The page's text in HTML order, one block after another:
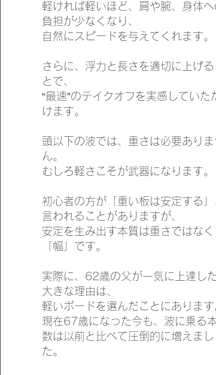
軽ければ軽いほど、肩や腕、身体へ
負担が少なくなり、
自然にスピードを与えてくれます。
さらに、浮力と長さを適切に上げる
とで、
“最速”のテイクオフを実感していた
けます。
頭以下の波では、重さは必要ありま
ん。
むしろ軽さこそが武器になります。
初心者の方が「重い板は安定する」
言われることがありますが、
安定を生み出す本質は重さではなく
「幅」です。
実際に、62歳の父が一気に上達した
大きな理由は、
軽いボードを選んだことにあります
現在67歳になった今も、波に乗る
数は以前と比べて圧倒的に増えまし
た。